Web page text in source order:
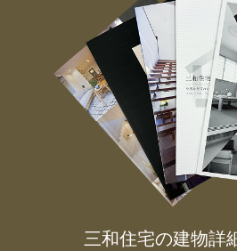
三和住宅の建物詳